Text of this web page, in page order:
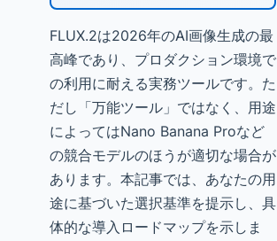
FLUX.2は2026年のAI画像生成の最
高峰であり、プロダクション環境で
の利用に耐える実務ツールです。た
だし「万能ツール」ではなく、用途
によってはNano Banana Proなど
の競合モデルのほうが適切な場合が
あります。本記事では、あなたの用
途に基づいた選択基準を提示し、具
体的な導入ロードマップを示しま